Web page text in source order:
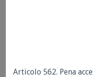
Articolo 562. Pena